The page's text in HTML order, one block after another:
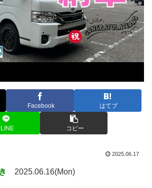
Facebook はてブ
LINE コピー
2025.06.17
2025.06.16(Mon)